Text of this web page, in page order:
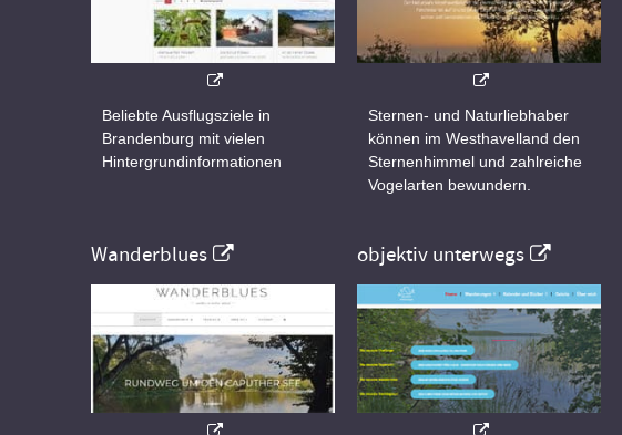
Beliebte Ausflugsziele in
Brandenburg mit vielen
Hintergrundinformationen
Sternen- und Naturliebhaber
können im Westhavelland den
Sternenhimmel und zahlreiche
Vogelarten bewundern.
Wanderblues objektiv unterwegs